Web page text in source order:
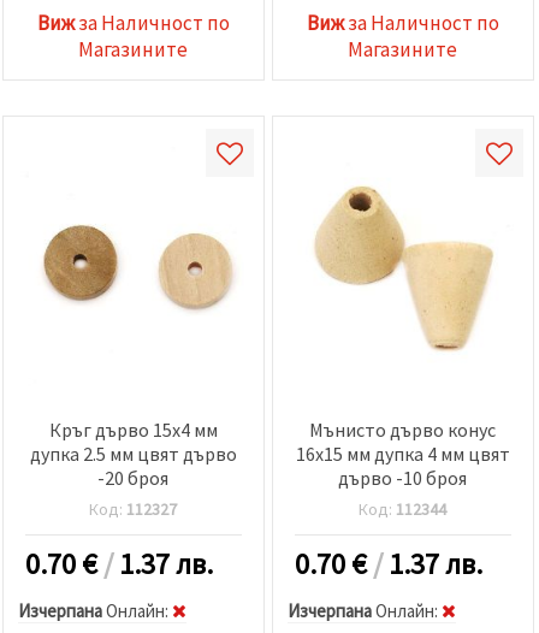
Вижза Наличност по
Магазините
Вижза Наличност по
Магазините
Кръг дърво 15x4 мм
дупка 2.5 мм цвят дърво
-20 броя
Код: 112327
0.70€/1.37 лв.
ИзчерпанаOнлайн:
Мънисто дърво конус
16x15 мм дупка 4 мм цвят
дърво -10 броя
Код: 112344
0.70€/1.37 лв.
ИзчерпанаOнлайн: